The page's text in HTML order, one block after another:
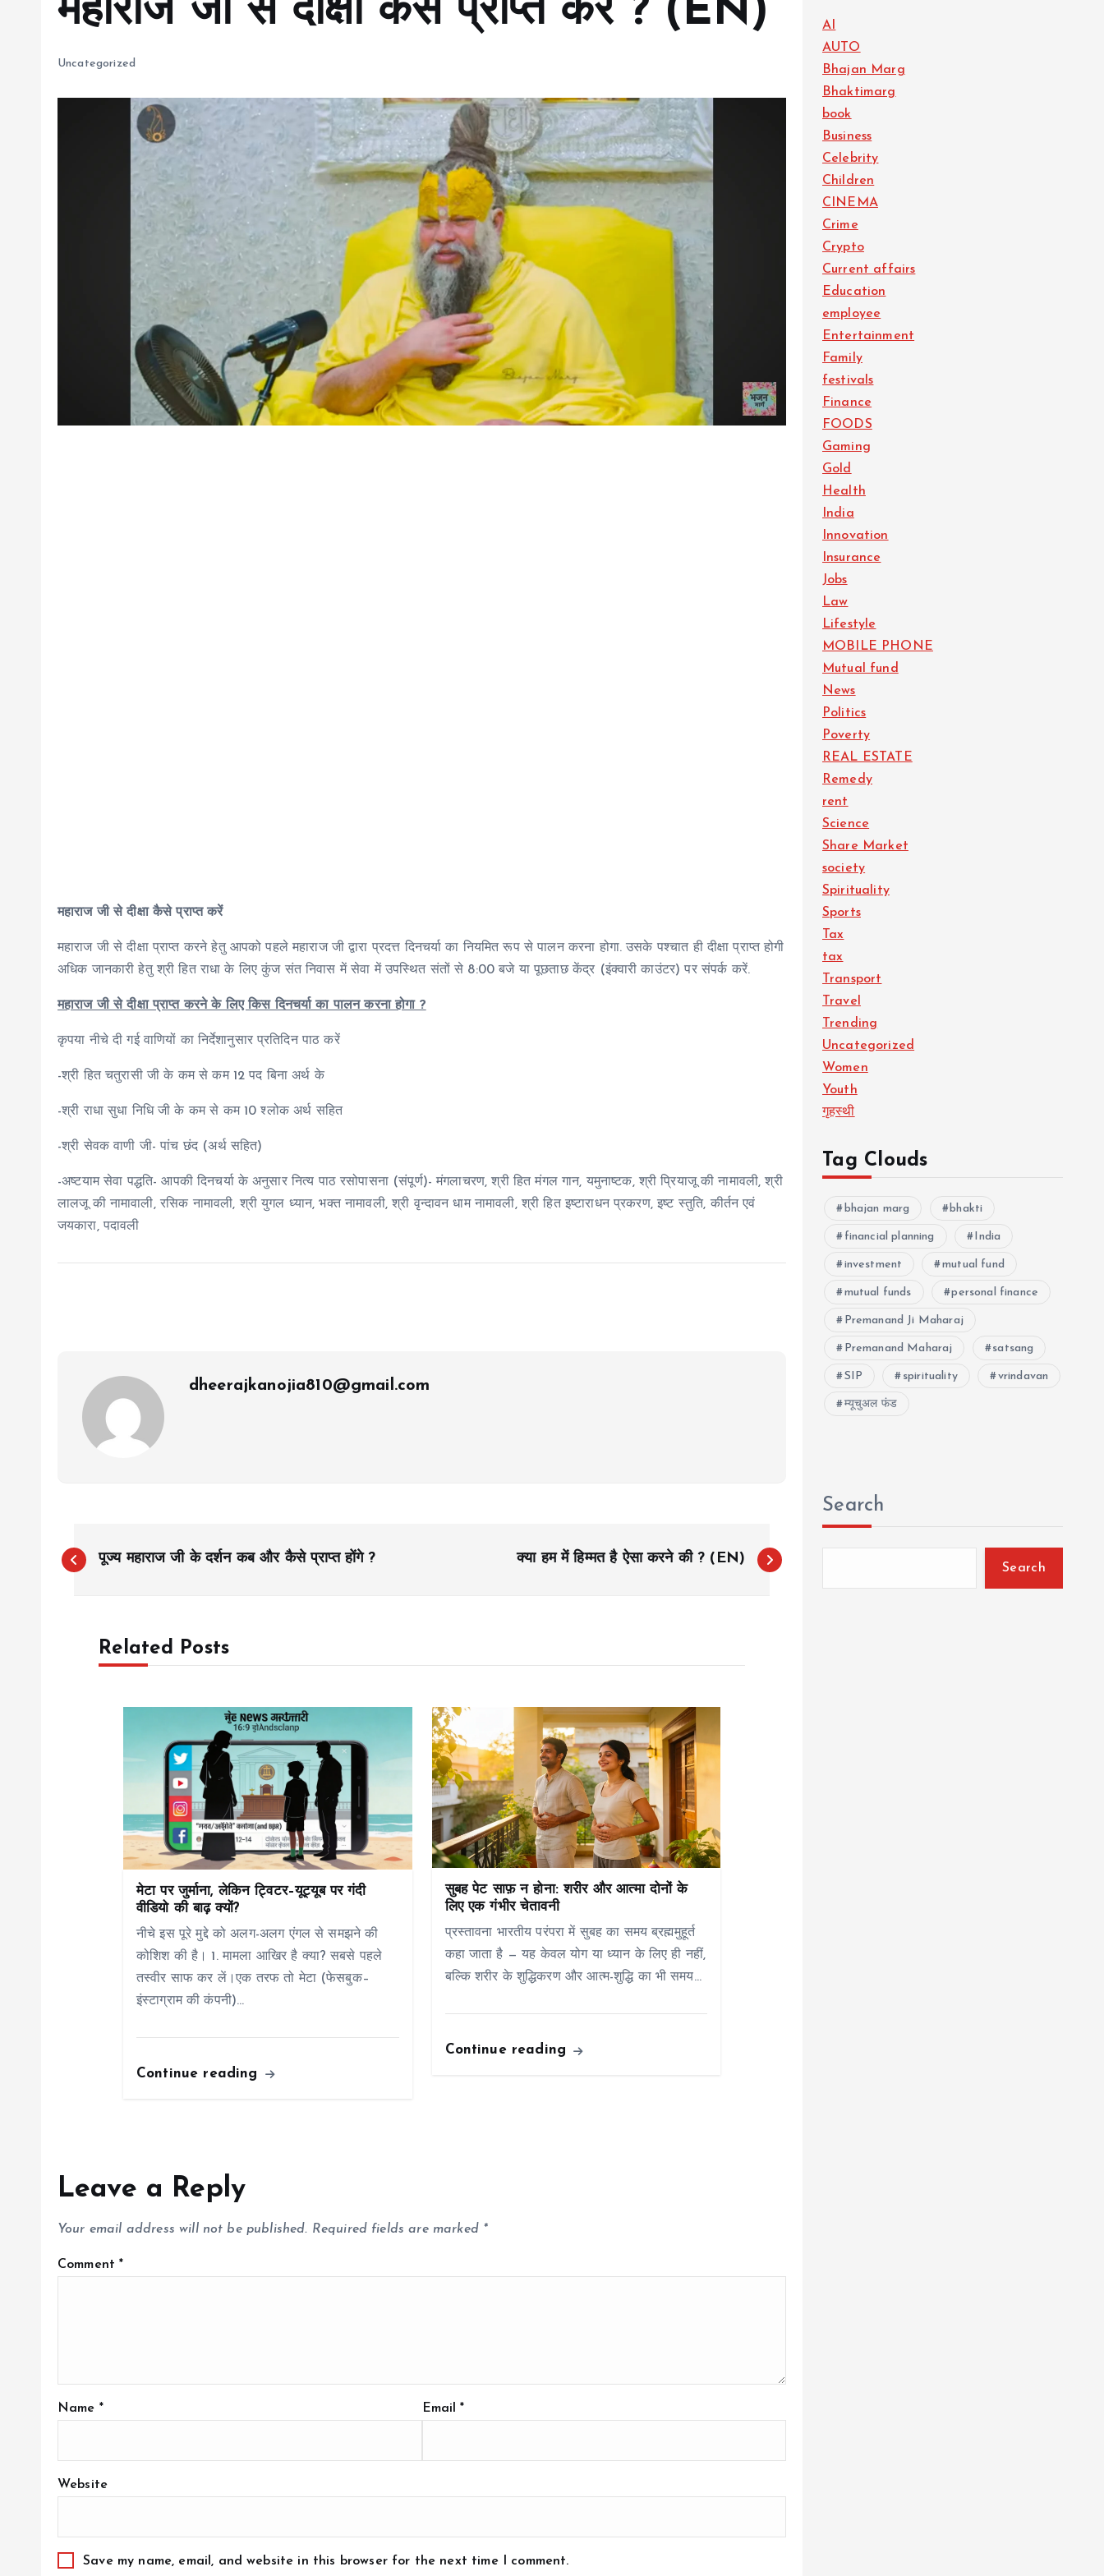
महाराज जी से दीक्षा कैसे प्राप्त करें ? (EN)
Uncategorized
महाराज जी से दीक्षा कैसे प्राप्त करें
महाराज जी से दीक्षा प्राप्त करने हेतु आपको पहले महाराज जी द्वारा प्रदत्त दिनचर्या का नियमित रूप से पालन करना होगा. उसके पश्चात ही दीक्षा प्राप्त होगी
अधिक जानकारी हेतु श्री हित राधा के लिए कुंज संत निवास में सेवा में उपस्थित संतों से 8:00 बजे या पूछताछ केंद्र (इंक्वारी काउंटर) पर संपर्क करें.
महाराज जी से दीक्षा प्राप्त करने के लिए किस दिनचर्या का पालन करना होगा ?
कृपया नीचे दी गई वाणियों का निर्देशानुसार प्रतिदिन पाठ करें
-श्री हित चतुरासी जी के कम से कम 12 पद बिना अर्थ के
-श्री राधा सुधा निधि जी के कम से कम 10 श्लोक अर्थ सहित
-श्री सेवक वाणी जी- पांच छंद (अर्थ सहित)
-अष्टयाम सेवा पद्धति- आपकी दिनचर्या के अनुसार नित्य पाठ रसोपासना (संपूर्ण)- मंगलाचरण, श्री हित मंगल गान, यमुनाष्टक, श्री प्रियाजू की नामावली, श्री
लालजू की नामावाली, रसिक नामावली, श्री युगल ध्यान, भक्त नामावली, श्री वृन्दावन धाम नामावली, श्री हित इष्टाराधन प्रकरण, इष्ट स्तुति, कीर्तन एवं
जयकारा, पदावली
dheerajkanojia810@gmail.com
P
पूज्य महाराज जी के दर्शन कब और कैसे प्राप्त होंगे ? क्या हम में हिम्मत है ऐसा करने की ? (EN)
Related Posts
मेटा पर जुर्माना, लेकिन ट्विटर–यूट्यूब पर गंदी
वीडियो की बाढ़ क्यों?
नीचे इस पूरे मुद्दे को अलग-अलग एंगल से समझने की
कोशिश की है। 1. मामला आखिर है क्या? सबसे पहले
तस्वीर साफ कर लें।एक तरफ तो मेटा (फेसबुक–
इंस्टाग्राम की कंपनी)…
Continue reading
सुबह पेट साफ़ न होना: शरीर और आत्मा दोनों के
लिए एक गंभीर चेतावनी
प्रस्तावना भारतीय परंपरा में सुबह का समय ब्रह्ममुहूर्त
कहा जाता है — यह केवल योग या ध्यान के लिए ही नहीं,
बल्कि शरीर के शुद्धिकरण और आत्म-शुद्धि का भी समय…
Continue reading
Leave a Reply
Your email address will not be published. Required fields are marked *
Comment*
Name * Email*
Website
Save my name, email, and website in this browser for the next time I comment.
AI
AUTO
Bhajan Marg
Bhaktimarg
book
Business
Celebrity
Children
CINEMA
Crime
Crypto
Current affairs
Education
employee
Entertainment
Family
festivals
Finance
FOODS
Gaming
Gold
Health
India
Innovation
Insurance
Jobs
Law
Lifestyle
MOBILE PHONE
Mutual fund
News
Politics
Poverty
REAL ESTATE
Remedy
rent
Science
Share Market
society
Spirituality
Sports
Tax
tax
Transport
Travel
Trending
Uncategorized
Women
Youth
गृहस्थी
Tag Clouds
bhajan marg bhakti
financial planning India
investment mutual fund
mutual funds personal finance
Premanand Ji Maharaj
Premanand Maharaj satsang
SIP spirituality vrindavan
म्यूचुअल फंड
Search
Search